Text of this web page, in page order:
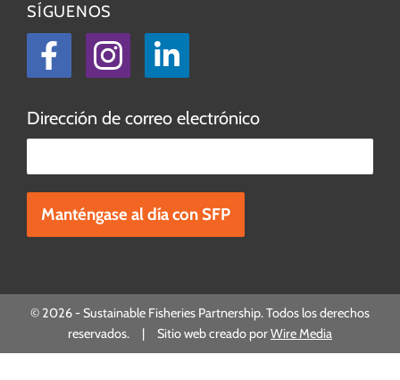
SÍGUENOS
Facebook
Instagram
LinkedIn
Dirección de correo electrónico
© 2026 - Sustainable Fisheries Partnership. Todos los derechos
reservados. | Sitio web creado porWire Media